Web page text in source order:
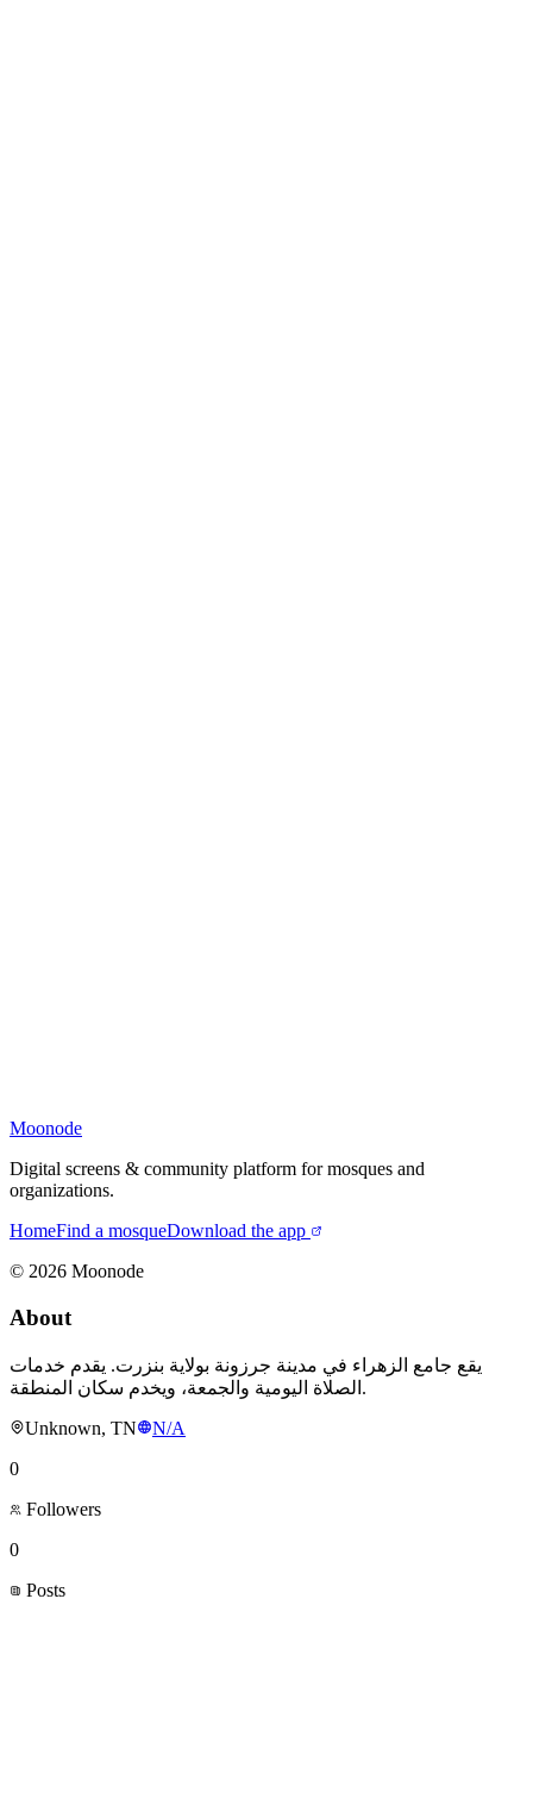
Moonode
Digital screens & community platform for mosques and
organizations.
HomeFind a mosqueDownload the app
© 2026 Moonode
About
يقع جامع الزهراء في مدينة جرزونة بولاية بنزرت. يقدم خدمات
الصلاة اليومية والجمعة، ويخدم سكان المنطقة.
Unknown, TN
N/A
0
Followers
0
Posts